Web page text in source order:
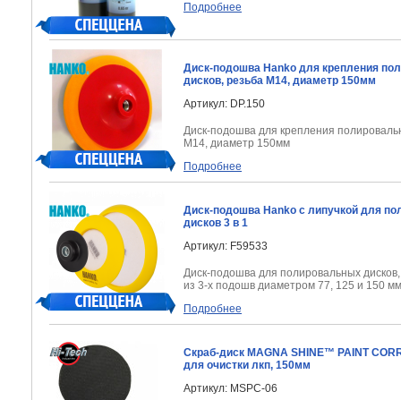
Подробнее
Диск-подошва Hanko для крепления
дисков, резьба М14, диаметр 150мм
Артикул: DP.150
Диск-подошва для крепления
М14, диаметр 150мм
Подробнее
Диск-подошва Hanko с липучкой для
дисков 3 в 1
Артикул: F59533
Диск-подошва для полировальных дисков,
из 3-х подошв диаметром 77, 125 и 150 мм
Подробнее
Скраб-диск MAGNA SHINE™ PAINT
для очистки лкп, 150мм
Артикул: MSPC-06